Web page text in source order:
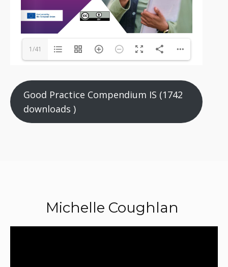
1/41
Good Practice Compendium IS (1742
downloads )
Michelle Coughlan